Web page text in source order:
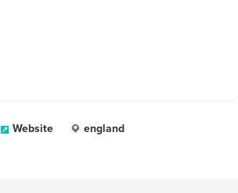
Website england